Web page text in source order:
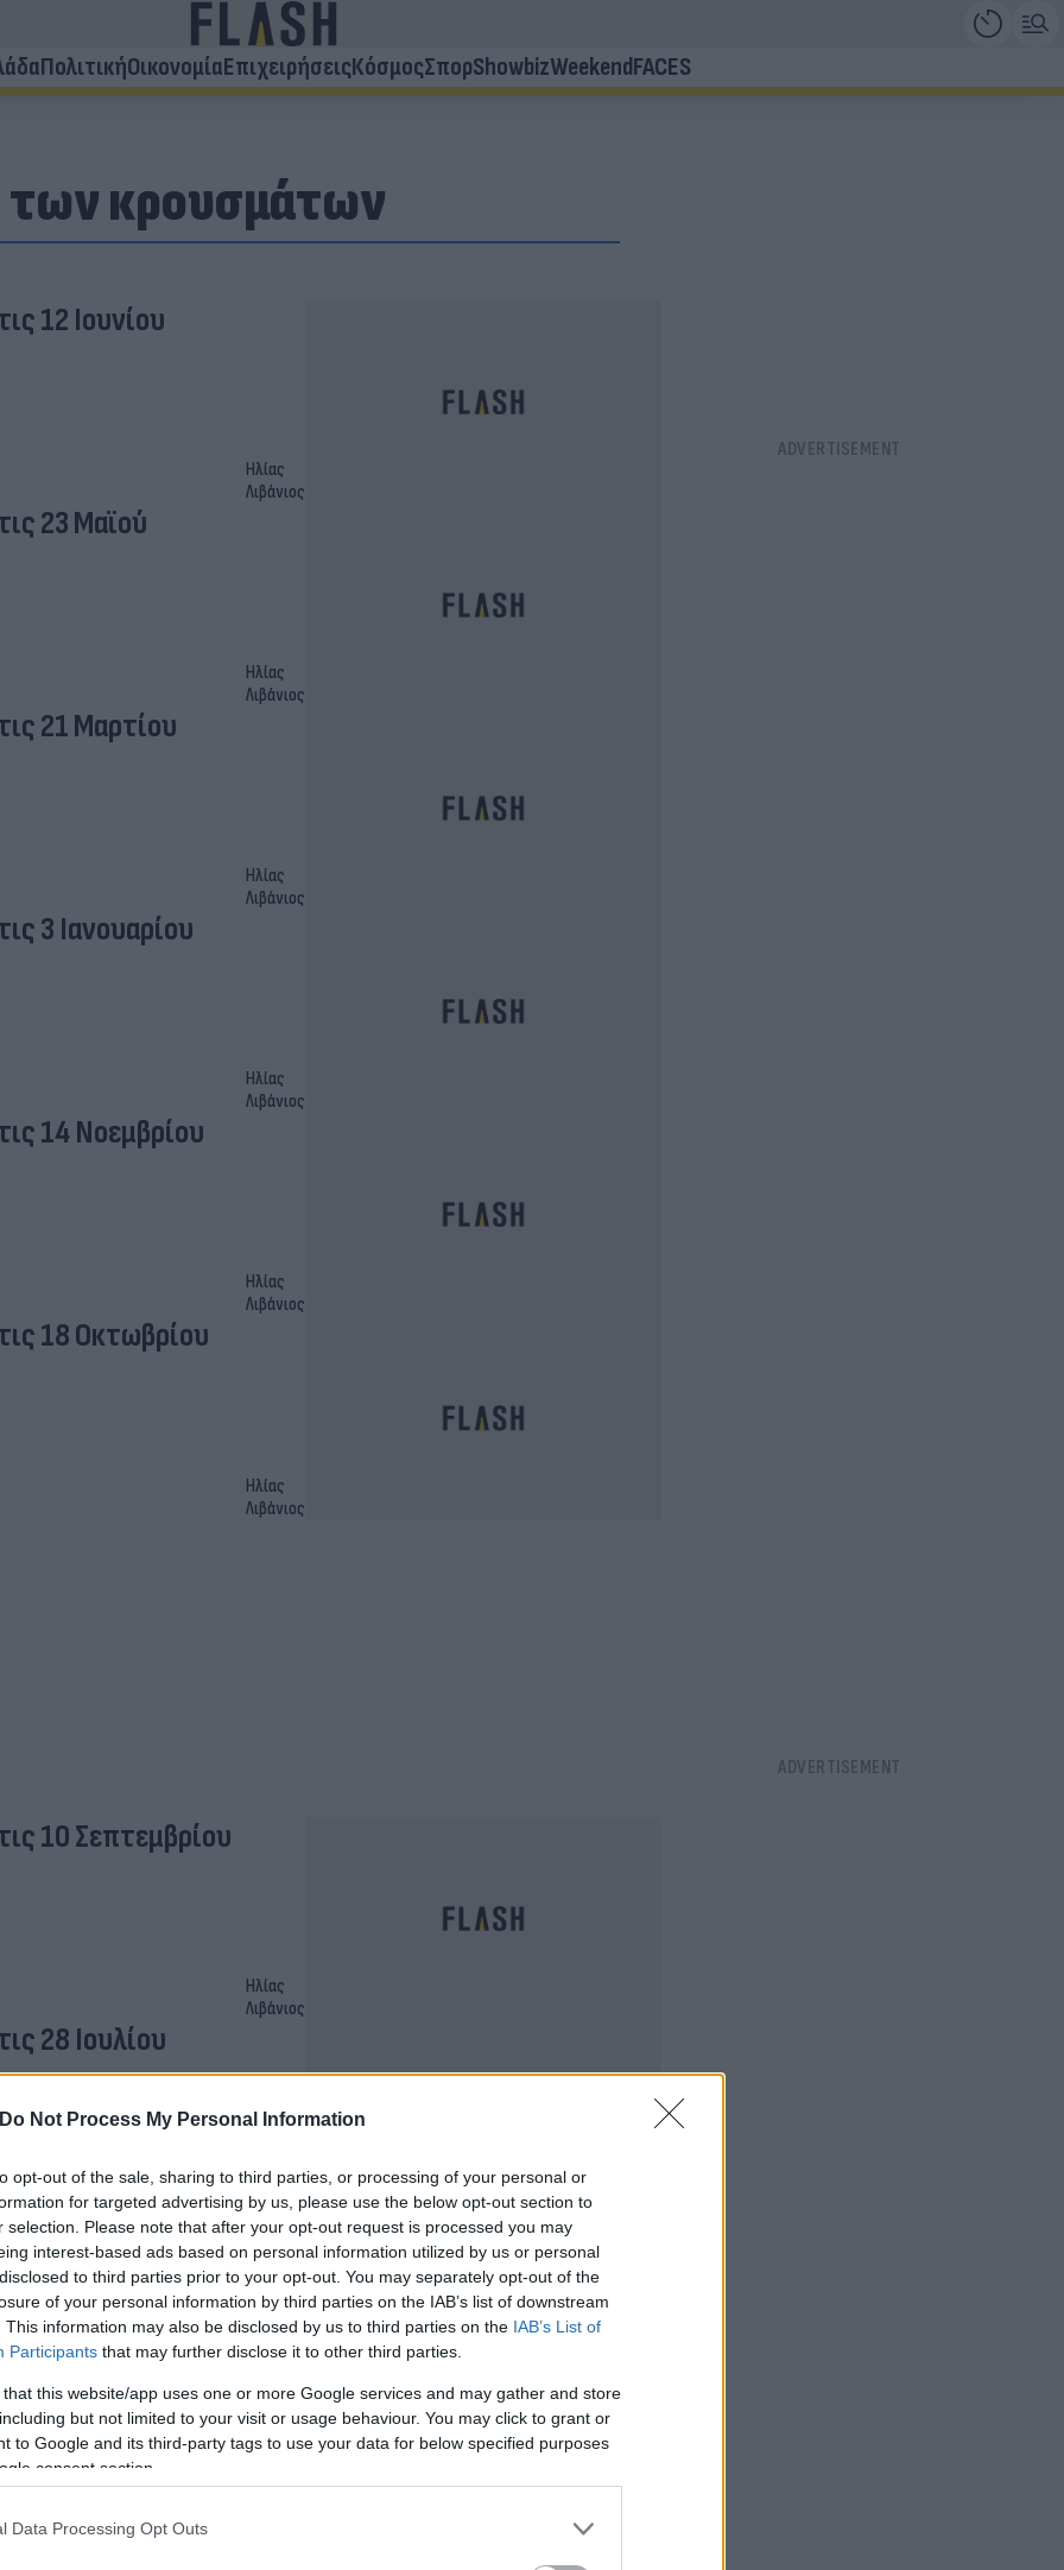
Do Not Process My Personal Information
opt-out of the sale, sharing to third parties, or processing of your personal or
for targeted advertising by us, please use the below opt-out section to
selection. Please note that after your opt-out request is processed you may
interest-based ads based on personal information utilized by us or personal
to third parties prior to your opt-out. You may separately opt-out of the
of your personal information by third parties on the IAB’s list of downstream
This information may also be disclosed by us to third parties on the IAB’s List of
Participants that may further disclose it to other third parties.
that this website/app uses one or more Google services and may gather and store
but not limited to your visit or usage behaviour. You may click to grant or
to Google and its third-party tags to use your data for below specified purposes
consent section.
Data Processing Opt Outs
ΠολιτικήΟικονομίαΕπιχειρήσειςΚόσμοςΣπορShowbizWeekendFACES
των κρουσμάτων
12 Ιουνίου
Ηλίας
Λιβάνιος
23 Μαϊού
Ηλίας
Λιβάνιος
21 Μαρτίου
Ηλίας
Λιβάνιος
3 Ιανουαρίου
Ηλίας
Λιβάνιος
14 Νοεμβρίου
Ηλίας
Λιβάνιος
18 Οκτωβρίου
Ηλίας
Λιβάνιος
10 Σεπτεμβρίου
Ηλίας
Λιβάνιος
28 Ιουλίου
Ηλίας
Λιβάνιος
27 Ιουλίου
Ηλίας
Λιβάνιος
26 Ιουλίου